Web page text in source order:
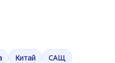
Китай САЩ